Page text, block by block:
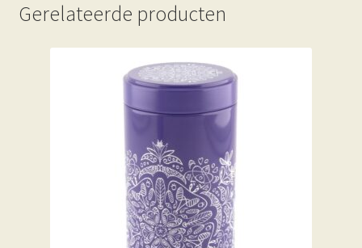
Gerelateerde producten